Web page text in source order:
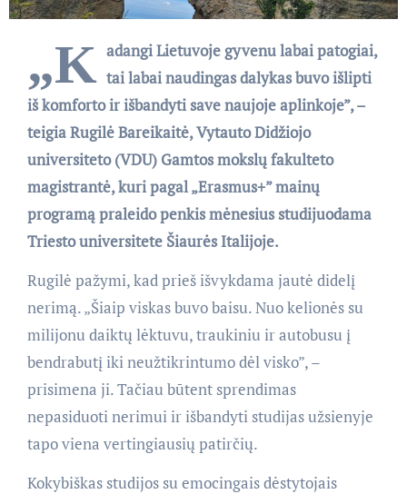
„K adangi Lietuvoje gyvenu labai patogiai,
tai labai naudingas dalykas buvo išlipti
iš komforto ir išbandyti save naujoje aplinkoje”, –
teigia Rugilė Bareikaitė, Vytauto Didžiojo
universiteto (VDU) Gamtos mokslų fakulteto
magistrantė, kuri pagal „Erasmus+” mainų
programą praleido penkis mėnesius studijuodama
Triesto universitete Šiaurės Italijoje.
Rugilė pažymi, kad prieš išvykdama jautė didelį
nerimą. „Šiaip viskas buvo baisu. Nuo kelionės su
milijonu daiktų lėktuvu, traukiniu ir autobusu į
bendrabutį iki neužtikrintumo dėl visko”, –
prisimena ji. Tačiau būtent sprendimas
nepasiduoti nerimui ir išbandyti studijas užsienyje
tapo viena vertingiausių patirčių.
Kokybiškas studijos su emocingais dėstytojais